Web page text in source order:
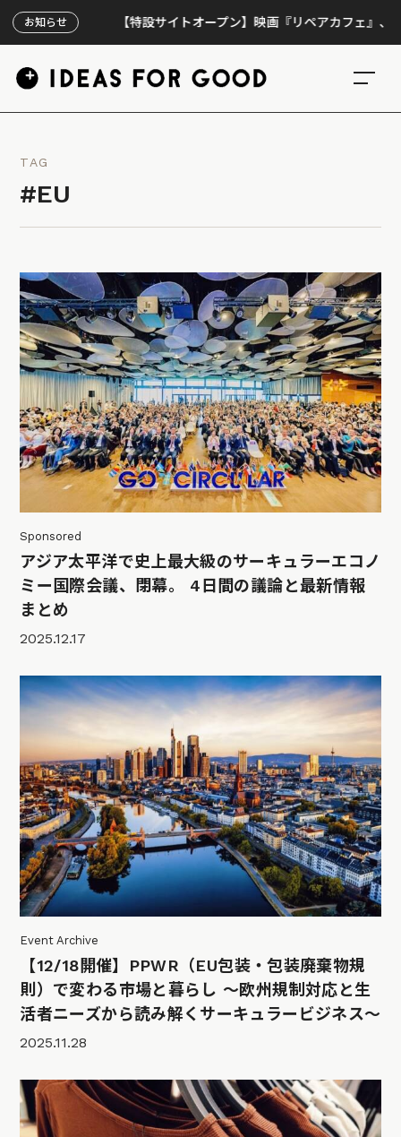
お知らせ【特設サイトオープン】映画『リペアカフェ』、上映300
TAG
#EU
Sponsored
アジア太平洋で史上最大級のサーキュラーエコノ
ミー国際会議、閉幕。 4日間の議論と最新情報
まとめ
2025.12.17
Event Archive
【12/18開催】PPWR（EU包装・包装廃棄物規
則）で変わる市場と暮らし 〜欧州規制対応と生
活者ニーズから読み解くサーキュラービジネス〜
2025.11.28